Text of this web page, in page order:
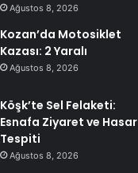
Ağustos 8, 2026
Kozan’da Motosiklet
Kazası: 2 Yaralı
Ağustos 8, 2026
Köşk’te Sel Felaketi:
Esnafa Ziyaret ve Hasar
Tespiti
Ağustos 8, 2026